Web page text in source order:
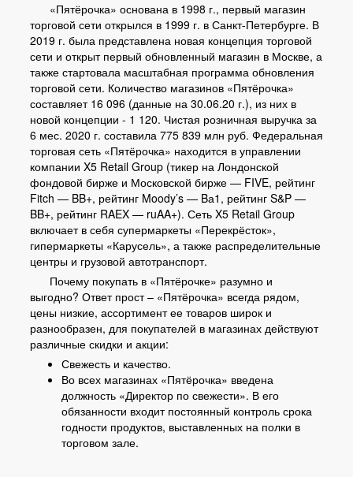
«Пятёрочка» основана в 1998 г., первый магазин
торговой сети открылся в 1999 г. в Санкт-Петербурге. В
2019 г. была представлена новая концепция торговой
сети и открыт первый обновленный магазин в Москве, а
также стартовала масштабная программа обновления
торговой сети. Количество магазинов «Пятёрочка»
составляет 16 096 (данные на 30.06.20 г.), из них в
новой концепции - 1 120. Чистая розничная выручка за
6 мес. 2020 г. составила 775 839 млн руб. Федеральная
торговая сеть «Пятёрочка» находится в управлении
компании X5 Retail Group (тикер на Лондонской
фондовой бирже и Московской бирже — FIVE, рейтинг
Fitch — BB+, рейтинг Moody’s — Bа1, рейтинг S&P —
BB+, рейтинг RAEX — ruAA+). Сеть X5 Retail Group
включает в себя супермаркеты «Перекрёсток»,
гипермаркеты «Карусель», а также распределительные
центры и грузовой автотранспорт.
Почему покупать в «Пятёрочке» разумно и
выгодно? Ответ прост – «Пятёрочка» всегда рядом,
цены низкие, ассортимент ее товаров широк и
разнообразен, для покупателей в магазинах действуют
различные скидки и акции:
Свежесть и качество.
Во всех магазинах «Пятёрочка» введена
должность «Директор по свежести». В его
обязанности входит постоянный контроль срока
годности продуктов, выставленных на полки в
торговом зале.